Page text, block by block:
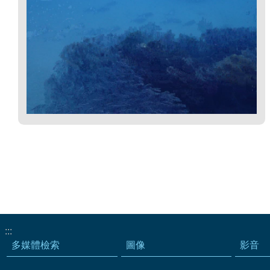
:::
多媒體檢索
圖像 影音